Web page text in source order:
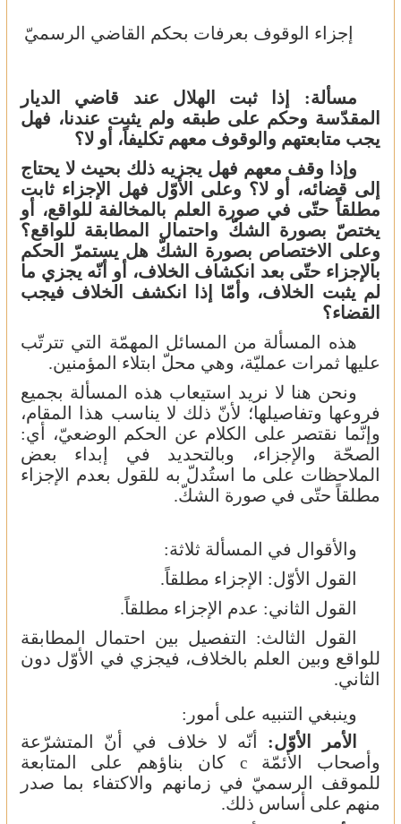
إجزاء الوقوف بعرفات بحكم القاضي الرسميّ
مسألة:
إذا ثبت الهلال عند قاضي الديار
المقدّسة وحكم على طبقه ولم يثبت عندنا، فهل
يجب متابعتهم والوقوف معهم تكليفاً، أو لا؟
وإذا وقف معهم فهل يجزيه ذلك بحيث لا يحتاج
إلى قضائه، أو لا؟ وعلى الأوّل فهل الإجزاء ثابت
مطلقاً حتّى في صورة العلم بالمخالفة للواقع، أو
يختصّ بصورة الشكّ واحتمال المطابقة للواقع؟
وعلى الاختصاص بصورة الشكّ هل يستمرّ الحكم
بالإجزاء حتّى بعد انكشاف الخلاف، أو أنّه يجزي ما
لم يثبت الخلاف، وأمّا إذا انكشف الخلاف فيجب
القضاء؟
هذه المسألة من المسائل المهمّة التي تترتّب
عليها ثمرات عمليّة، وهي محلّ ابتلاء المؤمنين.
ونحن هنا لا نريد استيعاب هذه المسألة بجميع
فروعها وتفاصيلها؛ لأنّ ذلك لا يناسب هذا المقام،
وإنّما نقتصر على الكلام عن الحكم الوضعيّ، أي:
الصحّة والإجزاء، وبالتحديد في إبداء بعض
الملاحظات على ما استُدلّ به للقول بعدم الإجزاء
مطلقاً حتّى في صورة الشكّ.
والأقوال في المسألة ثلاثة:
القول الأوّل: الإجزاء مطلقاً.
القول الثاني: عدم الإجزاء مطلقاً.
القول الثالث: التفصيل بين احتمال المطابقة
للواقع وبين العلم بالخلاف، فيجزي في الأوّل دون
الثاني.
وينبغي التنبيه على أمور:
الأمر الأوّل: أنّه لا خلاف في أنّ المتشرّعة
وأصحاب الأئمّة c كان بناؤهم على
المتابعة
للموقف
الرسميّ في زمانهم والاكتفاء بما صدر
منهم على أساس ذلك.